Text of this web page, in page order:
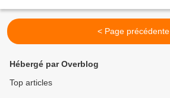
< Page précédente
Hébergé par Overblog
Top articles